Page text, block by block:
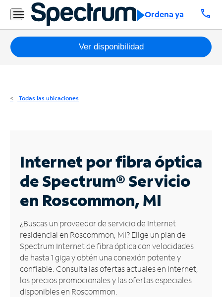
Ordena ya call
Residencial
Business
Paquetes
Internet
Business
Contáctanos
Inglés
Administrar
cuenta
Encuentra
una
tienda
Ver disponibilidad
Todas las ubicaciones
Internet por fibra óptica
de Spectrum®Servicio
en Roscommon, MI
¿Buscas un proveedor de servicio de Internet
residencial en Roscommon, MI? Elige un plan de
Spectrum Internet de fibra óptica con velocidades
de hasta 1 giga y obtén una conexión potente y
confiable. Consulta las ofertas actuales en Internet,
los precios promocionales y las ofertas especiales
disponibles en Roscommon.